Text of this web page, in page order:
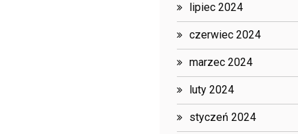
lipiec 2024
czerwiec 2024
marzec 2024
luty 2024
styczeń 2024